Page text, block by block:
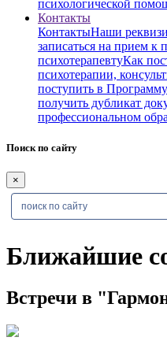
психологической
Контакты
КонтактыНаши
записаться на прием к
психотерапевтуКак
психотерапии,
поступить в
получить дубликат
профессиональном
Поиск по сайту
×
Ближайшие
Встречи в